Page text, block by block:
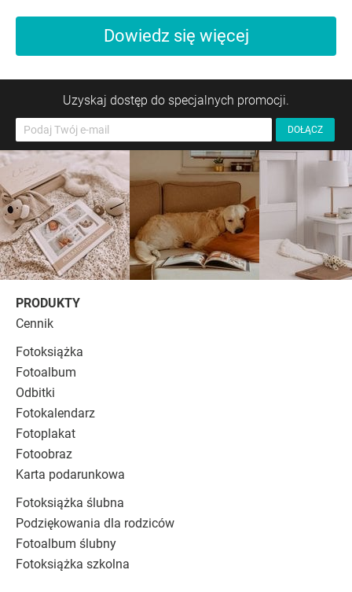
Dowiedz się więcej
Uzyskaj dostęp do specjalnych promocji.
PRODUKTY
Cennik
Fotoksiążka
Fotoalbum
Odbitki
Fotokalendarz
Fotoplakat
Fotoobraz
Karta podarunkowa
Fotoksiążka ślubna
Podziękowania dla rodziców
Fotoalbum ślubny
Fotoksiążka szkolna